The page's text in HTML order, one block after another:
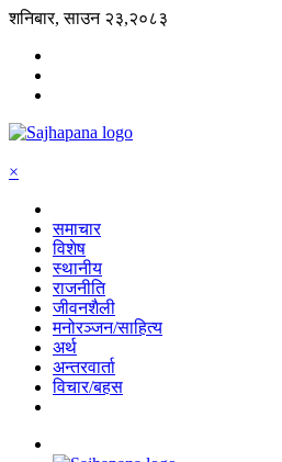
शनिबार, साउन २३,२०८३
×
समाचार
विशेष
स्थानीय
राजनीति
जीवनशैली
मनोरञ्जन/साहित्य
अर्थ
अन्तरवार्ता
विचार/बहस